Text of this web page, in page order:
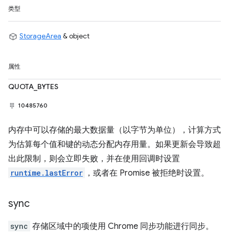
类型
StorageArea & object
属性
QUOTA_BYTES
10485760
内存中可以存储的最大数据量（以字节为单位），计算方式
为估算每个值和键的动态分配内存用量。如果更新会导致超
出此限制，则会立即失败，并在使用回调时设置
runtime.lastError ，或者在 Promise 被拒绝时设置。
sync
sync 存储区域中的项使用 Chrome 同步功能进行同步。